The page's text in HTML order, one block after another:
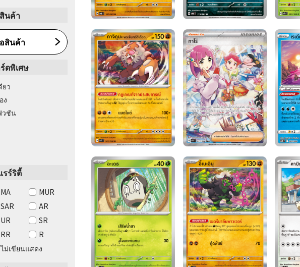
สินค้า
สินค้า
ดพิเศษ
ยว
ง
วชัน
รร์ริตี้
MA
MUR
SAR
AR
UR
SR
RR
R
ไม่เขียนแสดง